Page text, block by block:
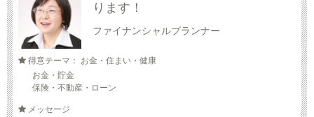
ります！
ファイナンシャルプランナー
得意テーマ： お金・住まい・健康
お金・貯金
保険・不動産・ローン
メッセージ